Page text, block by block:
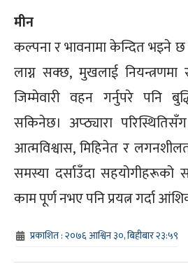
मीन
कल्पना र भावनामा केन्दित भइने छ
लाग्न सक्छ, मुखलाई नियन्त्रणमा
जिम्मेवारी वहन गर्नुपरे पनि
सकिनेछ। अप्ठ्यारा
आत्मविश्वास, मिहिनेत र
समस्या दर्साउँदा सहयोगीहरूको
काम पूर्ण नभए पनि प्रयत्न गर्दा
प्रकाशित : २०७६ आश्विन ३०, बिहीबार २३:५९